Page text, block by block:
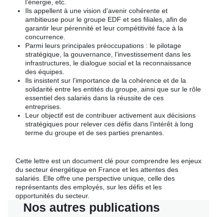
l’énergie, etc.
Ils appellent à une vision d’avenir cohérente et
ambitieuse pour le groupe EDF et ses filiales, afin de
garantir leur pérennité et leur compétitivité face à la
concurrence.
Parmi leurs principales préoccupations : le pilotage
stratégique, la gouvernance, l’investissement dans les
infrastructures, le dialogue social et la reconnaissance
des équipes.
Ils insistent sur l’importance de la cohérence et de la
solidarité entre les entités du groupe, ainsi que sur le rôle
essentiel des salariés dans la réussite de ces
entreprises.
Leur objectif est de contribuer activement aux décisions
stratégiques pour relever ces défis dans l’intérêt à long
terme du groupe et de ses parties prenantes.
Cette lettre est un document clé pour comprendre les enjeux
du secteur énergétique en France et les attentes des
salariés. Elle offre une perspective unique, celle des
représentants des employés, sur les défis et les
opportunités du secteur.
Nos autres publications